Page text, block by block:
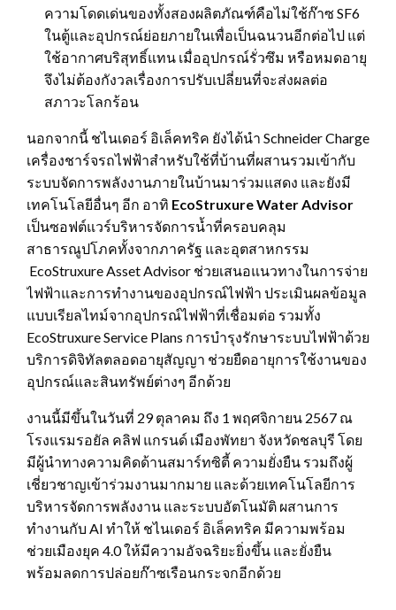
ความโดดเด่นของทั้งสองผลิตภัณฑ์คือไม่ใช้ก๊าซ SF6
ในตู้และอุปกรณ์ย่อยภายในเพื่อเป็นฉนวนอีกต่อไป แต่
ใช้อากาศบริสุทธิ์แทน เมื่ออุปกรณ์รั่วซึม หรือหมดอายุ
จึงไม่ต้องกังวลเรื่องการปรับเปลี่ยนที่จะส่งผลต่อ
สภาวะโลกร้อน
นอกจากนี้ ชไนเดอร์ อิเล็คทริค ยังได้นำ Schneider Charge
เครื่องชาร์จรถไฟฟ้าสำหรับใช้ที่บ้านที่ผสานรวมเข้ากับ
ระบบจัดการพลังงานภายในบ้านมาร่วมแสดง และยังมี
เทคโนโลยีอื่นๆ อีก อาทิ EcoStruxure Water Advisor
เป็นซอฟต์แวร์บริหารจัดการน้ำที่ครอบคลุม
สาธารณูปโภคทั้งจากภาครัฐ และอุตสาหกรรม
EcoStruxure Asset Advisor ช่วยเสนอแนวทางในการจ่าย
ไฟฟ้าและการทำงานของอุปกรณ์ไฟฟ้า ประเมินผลข้อมูล
แบบเรียลไทม์จากอุปกรณ์ไฟฟ้าที่เชื่อมต่อ รวมทั้ง
EcoStruxure Service Plans การบำรุงรักษาระบบไฟฟ้าด้วย
บริการดิจิทัลตลอดอายุสัญญา ช่วยยืดอายุการใช้งานของ
อุปกรณ์และสินทรัพย์ต่างๆ อีกด้วย
งานนี้มีขึ้นในวันที่ 29 ตุลาคม ถึง 1 พฤศจิกายน 2567 ณ
โรงแรมรอยัล คลิฟ แกรนด์ เมืองพัทยา จังหวัดชลบุรี โดย
มีผู้นำทางความคิดด้านสมาร์ทซิตี้ ความยั่งยืน รวมถึงผู้
เชี่ยวชาญเข้าร่วมงานมากมาย และด้วยเทคโนโลยีการ
บริหารจัดการพลังงาน และระบบอัตโนมัติ ผสานการ
ทำงานกับ AI ทำให้ ชไนเดอร์ อิเล็คทริค มีความพร้อม
ช่วยเมืองยุค 4.0 ให้มีความอัจฉริยะยิ่งขึ้น และยั่งยืน
พร้อมลดการปล่อยก๊าซเรือนกระจกอีกด้วย